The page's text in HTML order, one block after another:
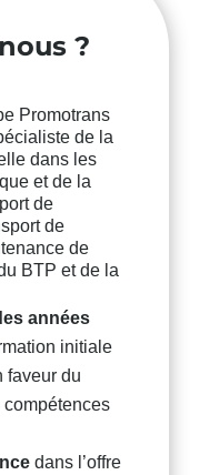
?
Promotrans
de la
dans les
et de la
de
de
de
BTP et de la
années
initiale
faveur du
dans l’offre